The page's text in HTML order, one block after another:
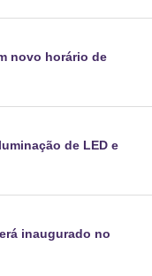
novo horário de
de LED e
inaugurado no